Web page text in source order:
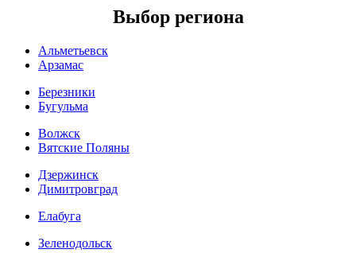
Выбор региона
Альметьевск
Арзамас
Березники
Бугульма
Волжск
Вятские Поляны
Дзержинск
Димитровград
Елабуга
Зеленодольск